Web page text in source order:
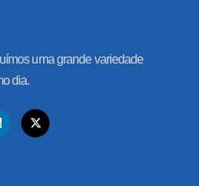
uma grande variedade
dia.